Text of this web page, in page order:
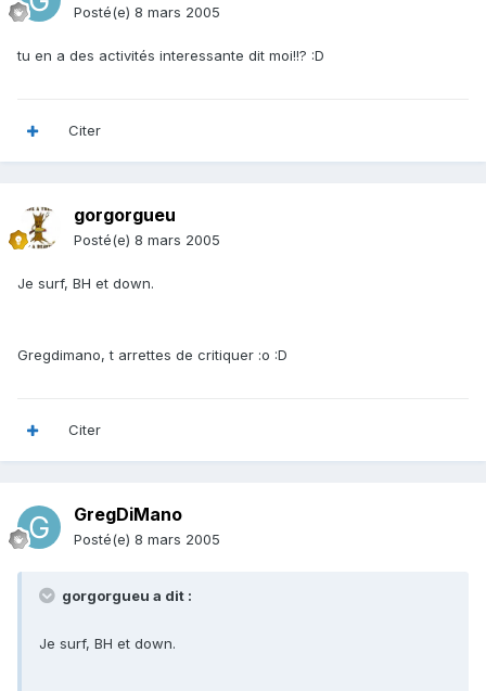
Posté(e) 8 mars 2005
tu en a des activités interessante dit moi!!? :D
Citer
gorgorgueu
Posté(e) 8 mars 2005
Je surf, BH et down.
Gregdimano, t arrettes de critiquer :o :D
Citer
GregDiMano
Posté(e) 8 mars 2005
gorgorgueu a dit :
Je surf, BH et down.